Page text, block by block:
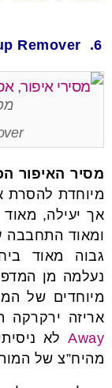
6. Gentle Eye Makeup Remover של אסתי לאודר
מסיר האיפור
מיוחדת להסרת
אך יעילה,
ומאוד התחבבה
גבוה מאוד
נעלמה מן
מיוחדים של
אריזה
Away לא
מהיח”צ של